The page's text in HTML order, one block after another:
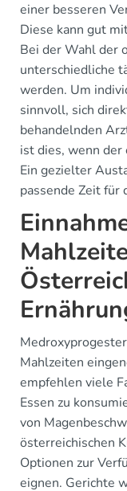
einer besseren
Diese kann gut
Bei der Wahl der
unterschiedliche
werden. Um
sinnvoll, sich
behandelnden
ist dies, wenn
Ein gezielter
passende Zeit für
Mahlzeiten
empfehlen viele
Essen zu
von
österreichischen
Optionen zur
eignen. Gerichte